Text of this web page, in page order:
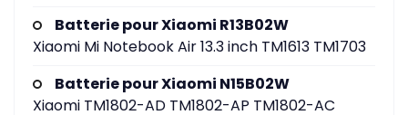
Batterie pour Xiaomi R13B02W
Xiaomi Mi Notebook Air 13.3 inch TM1613 TM1703
Batterie pour Xiaomi N15B02W
Xiaomi TM1802-AD TM1802-AP TM1802-AC